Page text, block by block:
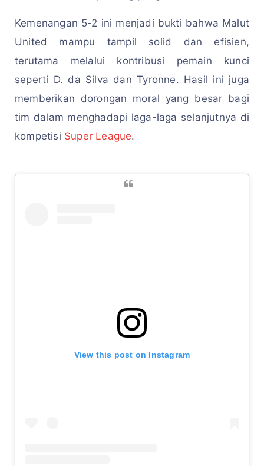
Kemenangan 5-2 ini menjadi bukti bahwa Malut
United mampu tampil solid dan efisien,
terutama melalui kontribusi pemain kunci
seperti D. da Silva dan Tyronne. Hasil ini juga
memberikan dorongan moral yang besar bagi
tim dalam menghadapi laga-laga selanjutnya di
kompetisi Super League.
View this post on Instagram